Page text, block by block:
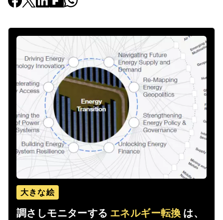
大きな絵
調さしモニターする エネルギー転換 は、